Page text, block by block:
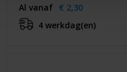
Al vanaf € 2,30
4 werkdag(en)